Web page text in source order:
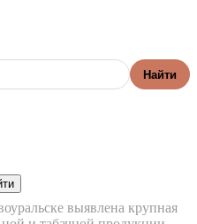
Найти
выявлена крупная